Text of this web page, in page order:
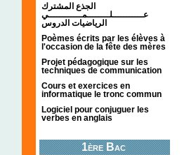
الجذع المشترك
عـــــــــــلــــــــمــــــــــــي
الرياضيات الدروس
Poèmes écrits par les élèves à
l'occasion de la fête des mères
Projet pédagogique sur les
techniques de communication
Cours et exercices en
informatique le tronc commun
Logiciel pour conjuguer les
verbes en anglais
1ère Bac